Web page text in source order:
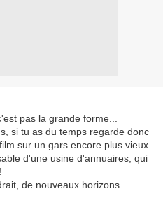
pas la grande forme...
si tu as du temps regarde donc
sur un gars encore plus vieux
d'une usine d'annuaires, qui
de nouveaux horizons...